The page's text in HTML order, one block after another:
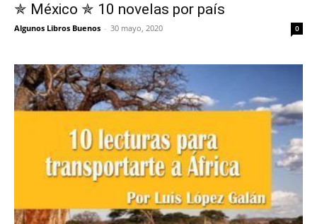
✯ México ✯ 10 novelas por país
Algunos Libros Buenos - 30 mayo, 2020 0